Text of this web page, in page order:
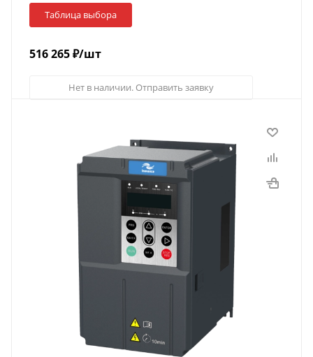
Таблица выбора
516 265₽/шт
Нет в наличии. Отправить заявку